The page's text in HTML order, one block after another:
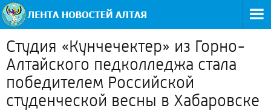
Студия «Кунчечектер» из Горно-
Алтайского педколледжа стала
победителем Российской
студенческой весны в Хабаровске